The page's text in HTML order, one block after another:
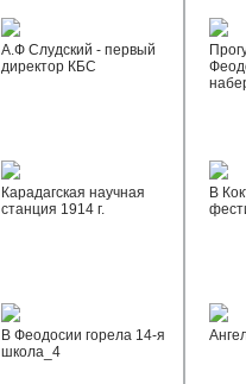
А.Ф Слудский - первый
директор КБС
Карадагская научная
станция 1914 г.
В Феодосии горела 14-я
школа_4
В